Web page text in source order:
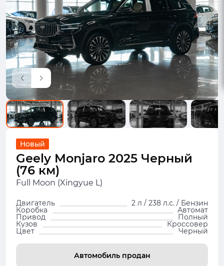
Новый
Geely Monjaro 2025 Черный
(76 км)
Full Moon (Xingyue L)
Двигатель 2 л / 238 л.с. / Бензин
Коробка Автомат
Привод Полный
Кузов Кроссовер
Цвет Черный
Автомобиль продан